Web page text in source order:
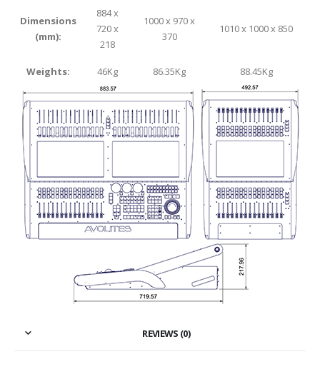
Dimensions
(mm):
884 x
720 x
218
1000 x 970 x
370
1010 x 1000 x 850
Weights: 46Kg 86.35Kg 88.45Kg
REVIEWS (0)